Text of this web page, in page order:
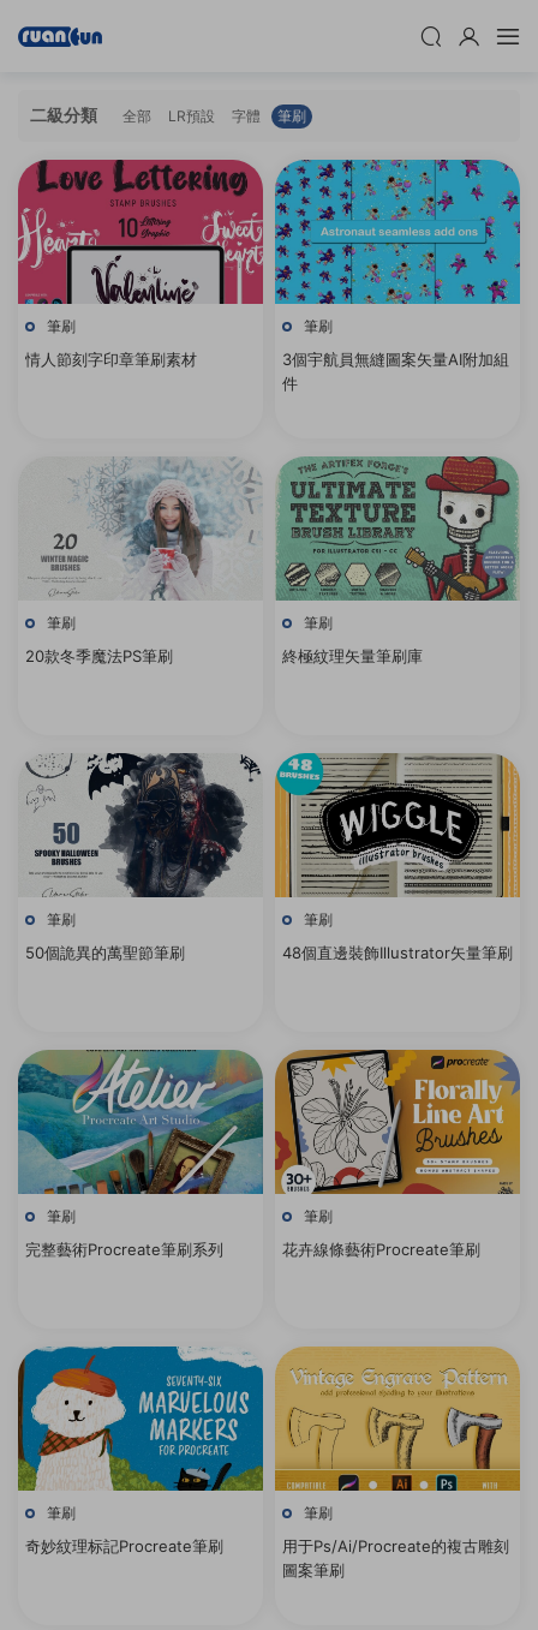
二級分類 全部 LR預設 字體 筆刷
筆刷
情人節刻字印章筆刷素材
筆刷
3個宇航員無縫圖案矢量AI附加組
件
筆刷
20款冬季魔法PS筆刷
筆刷
終極紋理矢量筆刷庫
筆刷
50個詭異的萬聖節筆刷
筆刷
48個直邊裝飾Illustrator矢量筆刷
筆刷
完整藝術Procreate筆刷系列
筆刷
花卉線條藝術Procreate筆刷
筆刷
奇妙紋理标記Procreate筆刷
筆刷
用于Ps/Ai/Procreate的複古雕刻
圖案筆刷